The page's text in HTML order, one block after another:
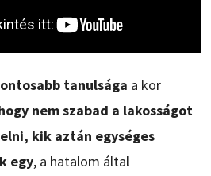
tanulsága a kor
nem szabad a lakosságot
kik aztán egységes
egy, a hatalom által